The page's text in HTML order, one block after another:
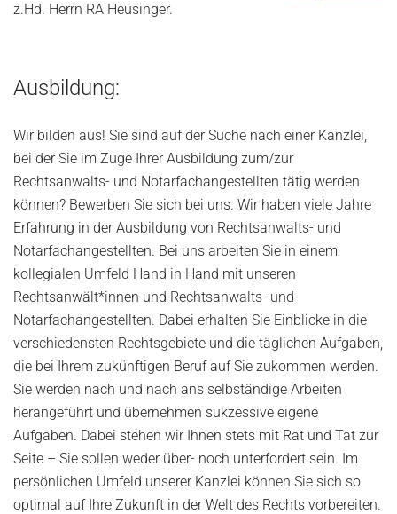
z.Hd. Herrn RA Heusinger.
Ausbildung:
Wir bilden aus! Sie sind auf der Suche nach einer Kanzlei,
bei der Sie im Zuge Ihrer Ausbildung zum/zur
Rechtsanwalts- und Notarfachangestellten tätig werden
können? Bewerben Sie sich bei uns. Wir haben viele Jahre
Erfahrung in der Ausbildung von Rechtsanwalts- und
Notarfachangestellten. Bei uns arbeiten Sie in einem
kollegialen Umfeld Hand in Hand mit unseren
Rechtsanwält*innen und Rechtsanwalts- und
Notarfachangestellten. Dabei erhalten Sie Einblicke in die
verschiedensten Rechtsgebiete und die täglichen Aufgaben,
die bei Ihrem zukünftigen Beruf auf Sie zukommen werden.
Sie werden nach und nach ans selbständige Arbeiten
herangeführt und übernehmen sukzessive eigene
Aufgaben. Dabei stehen wir Ihnen stets mit Rat und Tat zur
Seite – Sie sollen weder über- noch unterfordert sein. Im
persönlichen Umfeld unserer Kanzlei können Sie sich so
optimal auf Ihre Zukunft in der Welt des Rechts vorbereiten.